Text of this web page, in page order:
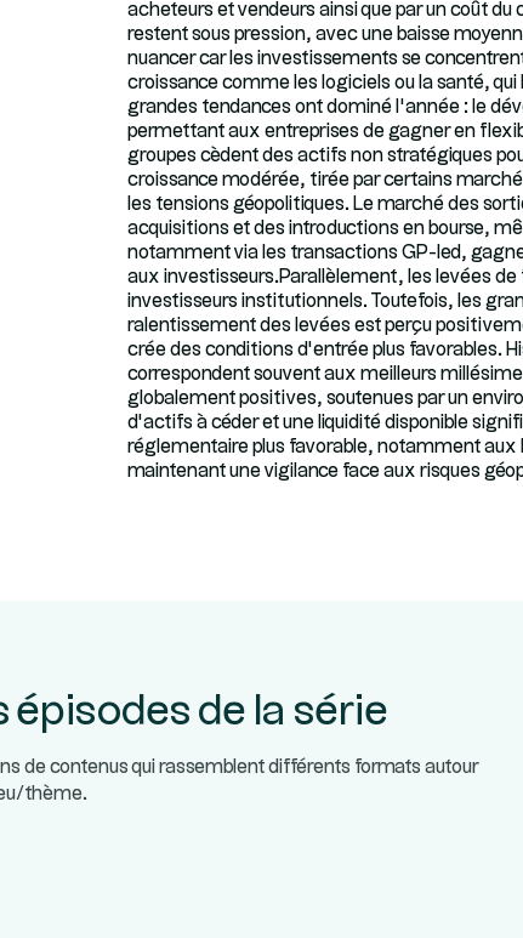
acheteurs et vendeurs ainsi que par un coût
restent sous pression, avec une baisse
nuancer car les investissements se
croissance comme les logiciels ou la santé,
grandes tendances ont dominé l’année : le
permettant aux entreprises de gagner en
groupes cèdent des actifs non stratégiques
croissance modérée, tirée par certains
les tensions géopolitiques. Le marché des
acquisitions et des introductions en bourse,
notamment via les transactions GP-led,
aux investisseurs.Parallèlement, les levées
investisseurs institutionnels. Toutefois, les
ralentissement des levées est perçu
crée des conditions d’entrée plus favorables.
correspondent souvent aux meilleurs
globalement positives, soutenues par un
d’actifs à céder et une liquidité disponible
réglementaire plus favorable, notamment aux
maintenant une vigilance face aux risques
épisodes de la série
de contenus qui rassemblent différents formats autour
thème.